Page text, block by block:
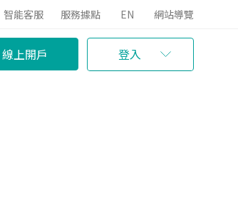
智能客服 服務據點 EN 網站導覽
線上開戶 登入